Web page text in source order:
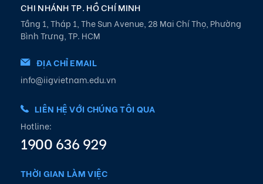
CHI NHÁNH TP. HỒ CHÍ MINH
Tầng 1, Tháp 1, The Sun Avenue, 28 Mai Chí Thọ, Phường
Bình Trưng, TP. HCM
ĐỊA CHỈ EMAIL
info@iigvietnam.edu.vn
LIÊN HỆ VỚI CHÚNG TÔI QUA
Hotline:
1900 636 929
THỜI GIAN LÀM VIỆC